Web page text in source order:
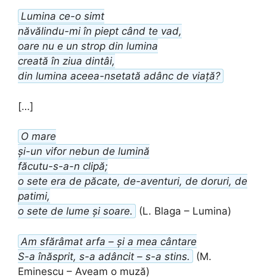
Lumina ce-o simt
năvălindu-mi în piept când te vad,
oare nu e un strop din lumina
creată în ziua dintâi,
din lumina aceea-nsetată adânc de viață?
[…]
O mare
și-un vifor nebun de lumină
făcutu-s-a-n clipă;
o sete era de păcate, de-aventuri, de doruri, de
patimi,
o sete de lume și soare.
(L. Blaga – Lumina)
Am sfărâmat arfa – și a mea cântare
S-a înăsprit, s-a adâncit – s-a stins.
(M.
Eminescu – Aveam o muză)